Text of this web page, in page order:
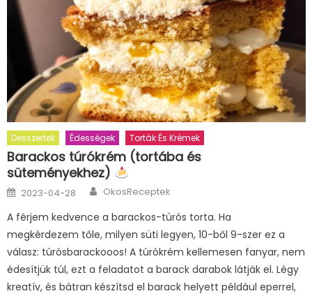
Desszertek Édességek Torták És Krémek
Barackos túrókrém (tortába és
süteményekhez)
Posted
on
2023-04-28 Author
OkosReceptek
A férjem kedvence a barackos-túrós torta. Ha
megkérdezem tőle, milyen süti legyen, 10-ből 9-szer ez a
válasz: túrósbarackooos! A túrókrém kellemesen fanyar, nem
édesítjük túl, ezt a feladatot a barack darabok látják el. Légy
kreatív, és bátran készítsd el barack helyett például eperrel,